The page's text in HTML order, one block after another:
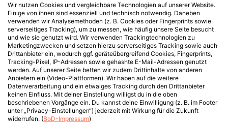
Wir nutzen Cookies und vergleichbare Technologien auf unserer Website.
Einige von ihnen sind essenziell und technisch notwendig. Daneben
verwenden wir Analysemethoden (z. B. Cookies oder Fingerprints sowie
serverseitiges Tracking), um zu messen, wie häufig unsere Seite besucht
und wie sie genutzt wird. Wir verwenden Trackingtechnologien zu
Marketingzwecken und setzen hierzu serverseitiges Tracking sowie auch
Drittanbieter ein, wodurch ggf. geräteübergreifend Cookies, Fingerprints,
Tracking-Pixel, IP-Adressen sowie gehashte E-Mail-Adressen genutzt
werden. Auf unserer Seite betten wir zudem Drittinhalte von anderen
Anbietern ein (Video-Plattformen). Wir haben auf die weitere
Datenverarbeitung und ein etwaiges Tracking durch den Drittanbieter
keinen Einfluss. Mit deiner Einstellung willigst du in die oben
beschriebenen Vorgänge ein. Du kannst deine Einwilligung (z. B. im Footer
unter „Privacy-Einstellungen“) jederzeit mit Wirkung für die Zukunft
widerrufen. (BoD-Impressum)